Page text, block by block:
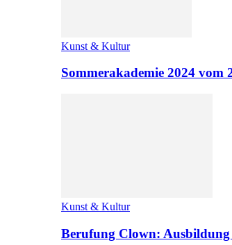
Kunst & Kultur
Sommerakademie 2024 vom
Kunst & Kultur
Berufung Clown: